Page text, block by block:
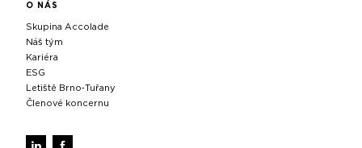
O NÁS
Skupina Accolade
Náš tým
Kariéra
ESG
Letiště Brno‑Tuřany
Členové koncernu